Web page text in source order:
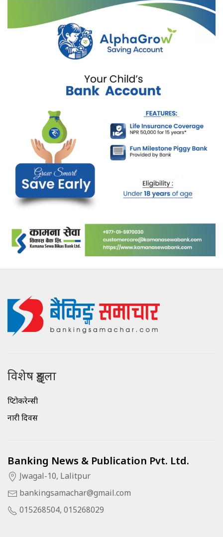
विशेष शृङ्खला
क्रिप्टोकरेन्सी
नारी दिवस
Banking News & Publication Pvt. Ltd.
Jwagal-10, Lalitpur
bankingsamachar@gmail.com
015268504, 015268029